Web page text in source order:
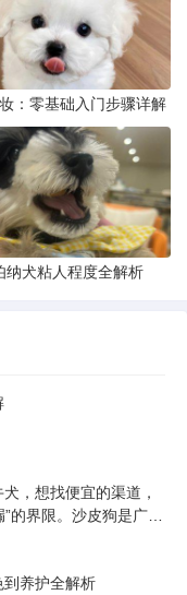
：零基础入门步骤详解
纳犬粘人程度全解析
，想找便宜的渠道，
的界限。沙皮狗是广东
有优势；英国斗牛犬
养护全解析